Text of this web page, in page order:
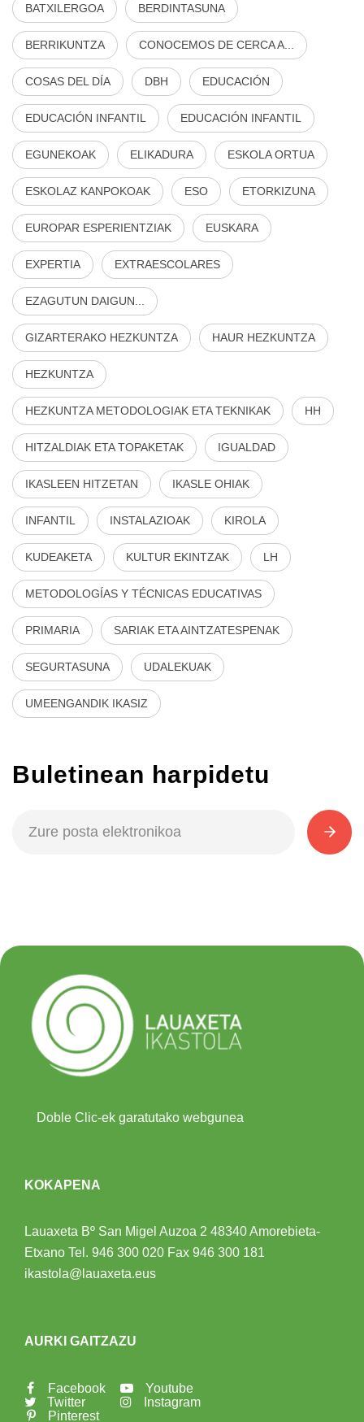
BATXILERGOA BERDINTASUNA
BERRIKUNTZA CONOCEMOS DE CERCA A...
COSAS DEL DÍA DBH EDUCACIÓN
EDUCACIÓN INFANTIL EDUCACIÓN INFANTIL
EGUNEKOAK ELIKADURA ESKOLA ORTUA
ESKOLAZ KANPOKOAK ESO ETORKIZUNA
EUROPAR ESPERIENTZIAK EUSKARA
EXPERTIA EXTRAESCOLARES
EZAGUTUN DAIGUN...
GIZARTERAKO HEZKUNTZA HAUR HEZKUNTZA
HEZKUNTZA
HEZKUNTZA METODOLOGIAK ETA TEKNIKAK HH
HITZALDIAK ETA TOPAKETAK IGUALDAD
IKASLEEN HITZETAN IKASLE OHIAK
INFANTIL INSTALAZIOAK KIROLA
KUDEAKETA KULTUR EKINTZAK LH
METODOLOGÍAS Y TÉCNICAS EDUCATIVAS
PRIMARIA SARIAK ETA AINTZATESPENAK
SEGURTASUNA UDALEKUAK
UMEENGANDIK IKASIZ
Buletinean harpidetu
Doble Clic-ek garatutako webgunea
KOKAPENA
Lauaxeta Bº San Migel Auzoa 2 48340 Amorebieta-
Etxano Tel. 946 300 020 Fax 946 300 181
ikastola@lauaxeta.eus
AURKI GAITZAZU
Facebook
Twitter
Pinterest
Youtube
Instagram